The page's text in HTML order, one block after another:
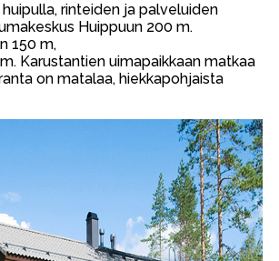
rinteiden ja palveluiden
Huippuun 200 m.
150 m,
Karustantien uimapaikkaan matkaa
on matalaa, hiekkapohjaista